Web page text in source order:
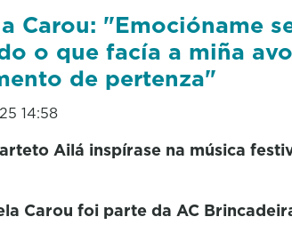
Carou: "Emocióname
o que facía a miña
de pertenza"
14:58
Ailá inspírase na música
Carou foi parte da AC